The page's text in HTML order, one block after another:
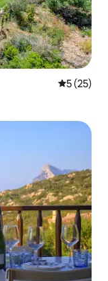
Ukadiriaji
5 (25)